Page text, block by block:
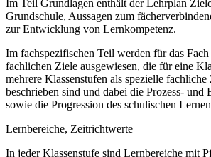
Im Teil Grundlagen enthält der Lehrplan
Grundschule, Aussagen zum
zur Entwicklung von Lernkompetenz.
Im fachspezifischen Teil werden für das
fachlichen Ziele ausgewiesen, die für eine
mehrere Klassenstufen als spezielle
beschrieben sind und dabei die Prozess- und
sowie die Progression des schulischen
Lernbereiche, Zeitrichtwerte
In jeder Klassenstufe sind Lernbereiche mit